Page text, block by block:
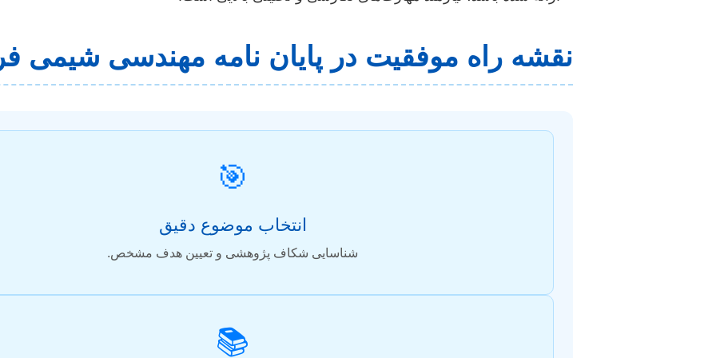
نقشه راه موفقیت در پایان نامه مهندسی شیمی
🎯
انتخاب موضوع دقیق
شناسایی شکاف پژوهشی و تعیین هدف مشخص.
📚